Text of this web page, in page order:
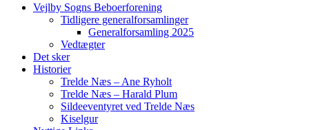
Vejlby Sogns Beboerforening
Tidligere generalforsamlinger
Generalforsamling 2025
Vedtægter
Det sker
Historier
Trelde Næs – Ane Ryholt
Trelde Næs – Harald Plum
Sildeeventyret ved Trelde Næs
Kiselgur